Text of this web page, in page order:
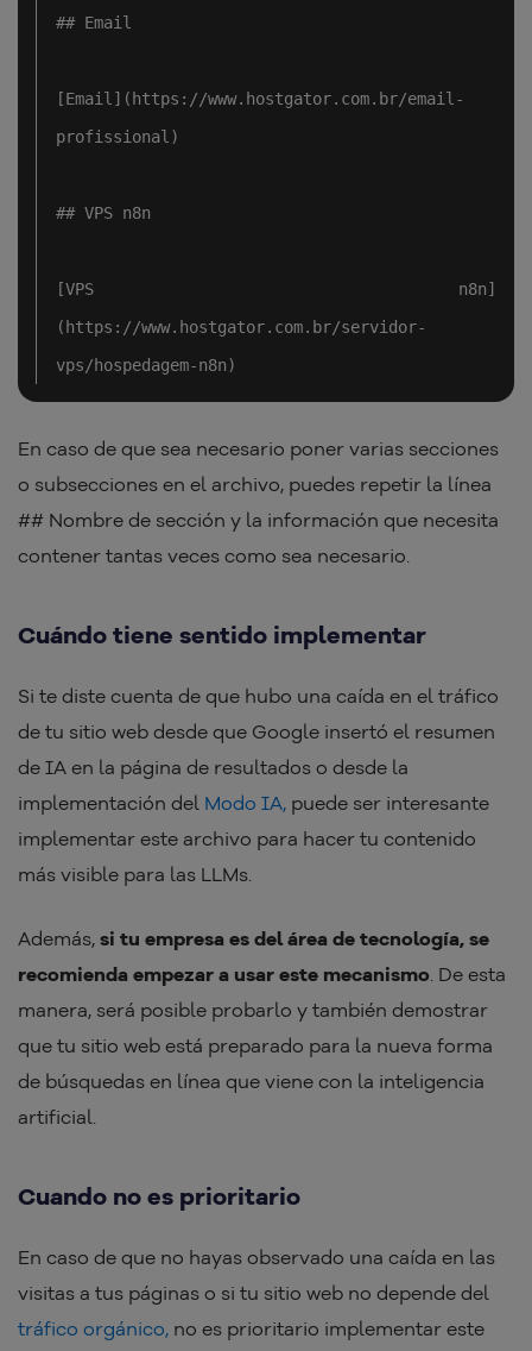
## Email
[Email](https://www.hostgator.com.br/email-
profissional)
## VPS n8n
[VPS n8n]
(https://www.hostgator.com.br/servidor-
vps/hospedagem-n8n)
En caso de que sea necesario poner varias secciones
o subsecciones en el archivo, puedes repetir la línea
## Nombre de sección y la información que necesita
contener tantas veces como sea necesario.
Cuándo tiene sentido implementar
Si te diste cuenta de que hubo una caída en el tráfico
de tu sitio web desde que Google insertó el resumen
de IA en la página de resultados o desde la
implementación del Modo IA, puede ser interesante
implementar este archivo para hacer tu contenido
más visible para las LLMs.
Además, si tu empresa es del área de tecnología, se
recomienda empezar a usar este mecanismo. De esta
manera, será posible probarlo y también demostrar
que tu sitio web está preparado para la nueva forma
de búsquedas en línea que viene con la inteligencia
artificial.
Cuando no es prioritario
En caso de que no hayas observado una caída en las
visitas a tus páginas o si tu sitio web no depende del
tráfico orgánico, no es prioritario implementar este